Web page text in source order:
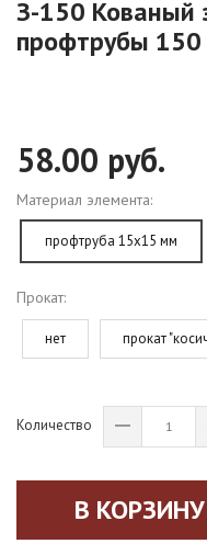
З-150 Кованый
профтрубы
58.00 руб.
Материал элемента:
профтруба 15х15 мм
Прокат:
нет прокат
Количество